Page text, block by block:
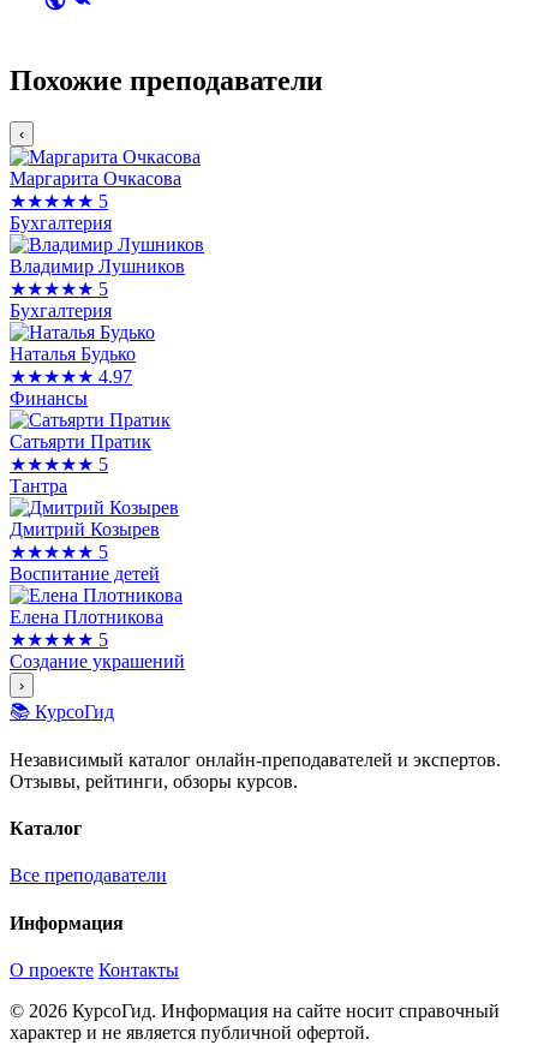
Похожие преподаватели
‹
Маргарита Очкасова
★★★★★ 5
Бухгалтерия
Владимир Лушников
★★★★★ 5
Бухгалтерия
Наталья Будько
★★★★★ 4.97
Финансы
Сатьярти Пратик
★★★★★ 5
Тантра
Дмитрий Козырев
★★★★★ 5
Воспитание детей
Елена Плотникова
★★★★★ 5
Создание украшений
›
📚 КурсоГид
Независимый каталог онлайн-преподавателей и экспертов.
Отзывы, рейтинги, обзоры курсов.
Каталог
Все преподаватели
Информация
О проекте Контакты
© 2026 КурсоГид. Информация на сайте носит справочный
характер и не является публичной офертой.